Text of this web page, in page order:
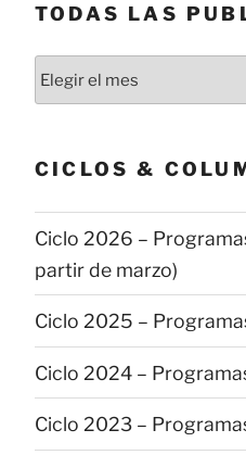
TODAS LAS
Todas
las
CICLOS &
Ciclo 2026 –
partir de marzo)
Ciclo 2025 –
Ciclo 2024 –
Ciclo 2023 –